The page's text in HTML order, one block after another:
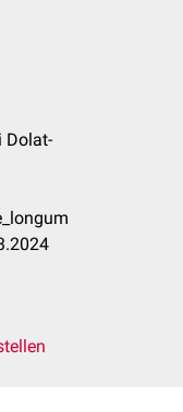
Dolat-